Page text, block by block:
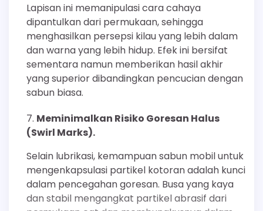
Lapisan ini memanipulasi cara cahaya
dipantulkan dari permukaan, sehingga
menghasilkan persepsi kilau yang lebih dalam
dan warna yang lebih hidup. Efek ini bersifat
sementara namun memberikan hasil akhir
yang superior dibandingkan pencucian dengan
sabun biasa.
Meminimalkan Risiko Goresan Halus
(Swirl Marks).
Selain lubrikasi, kemampuan sabun mobil untuk
mengenkapsulasi partikel kotoran adalah kunci
dalam pencegahan goresan. Busa yang kaya
dan stabil mengangkat partikel abrasif dari